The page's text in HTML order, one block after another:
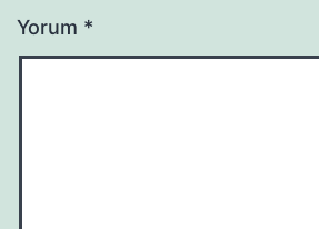
Yorum *